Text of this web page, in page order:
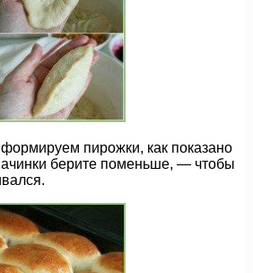
пирожки, как показано
берите поменьше, — чтобы